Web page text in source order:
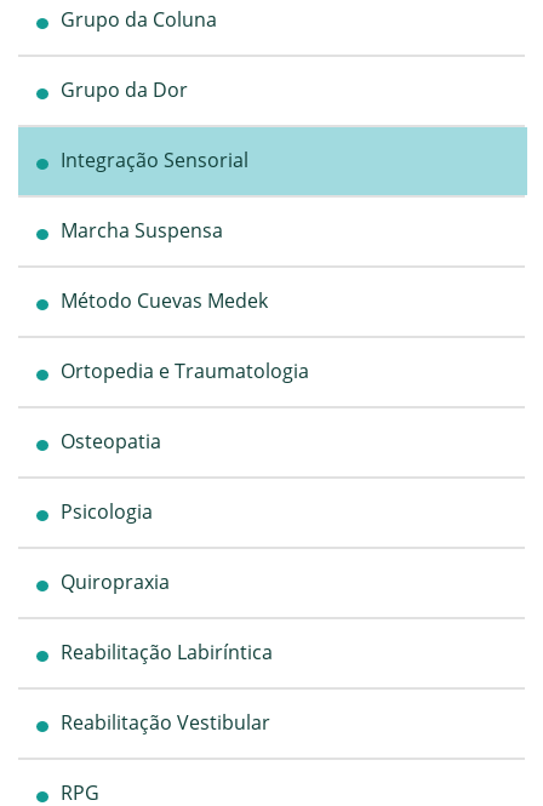
Grupo da Coluna
Grupo da Dor
Integração Sensorial
Marcha Suspensa
Método Cuevas Medek
Ortopedia e Traumatologia
Osteopatia
Psicologia
Quiropraxia
Reabilitação Labiríntica
Reabilitação Vestibular
RPG